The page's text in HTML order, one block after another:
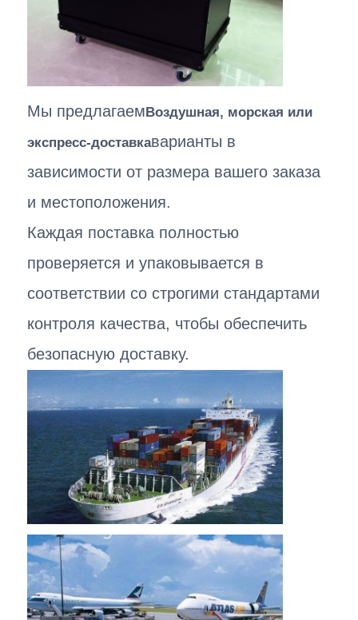
Мы предлагаемВоздушная, морская или
экспресс-доставкаварианты в
зависимости от размера вашего заказа
и местоположения.
Каждая поставка полностью
проверяется и упаковывается в
соответствии со строгими стандартами
контроля качества, чтобы обеспечить
безопасную доставку.